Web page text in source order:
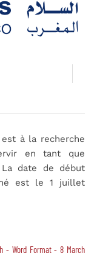
à la recherche
en tant que
date de début
est le 1 juillet
- Word Format - 8 March